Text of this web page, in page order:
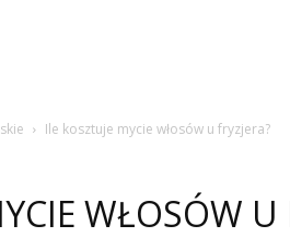
Ile kosztuje mycie włosów u fryzjera?
WŁOSÓW U